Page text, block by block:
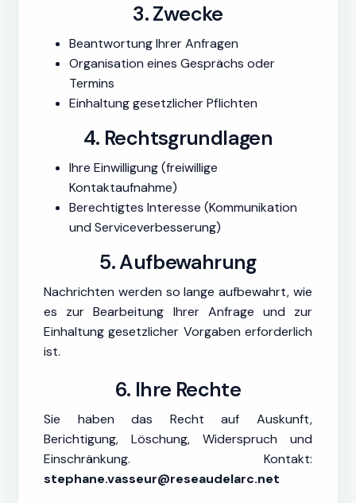
3. Zwecke
Beantwortung Ihrer Anfragen
Organisation eines Gesprächs oder
Termins
Einhaltung gesetzlicher Pflichten
4. Rechtsgrundlagen
Ihre Einwilligung (freiwillige
Kontaktaufnahme)
Berechtigtes Interesse (Kommunikation
und Serviceverbesserung)
5. Aufbewahrung
Nachrichten werden so lange aufbewahrt, wie
es zur Bearbeitung Ihrer Anfrage und zur
Einhaltung gesetzlicher Vorgaben erforderlich
ist.
6. Ihre Rechte
Sie haben das Recht auf Auskunft,
Berichtigung, Löschung, Widerspruch und
Einschränkung. Kontakt:
stephane.vasseur@reseaudelarc.net